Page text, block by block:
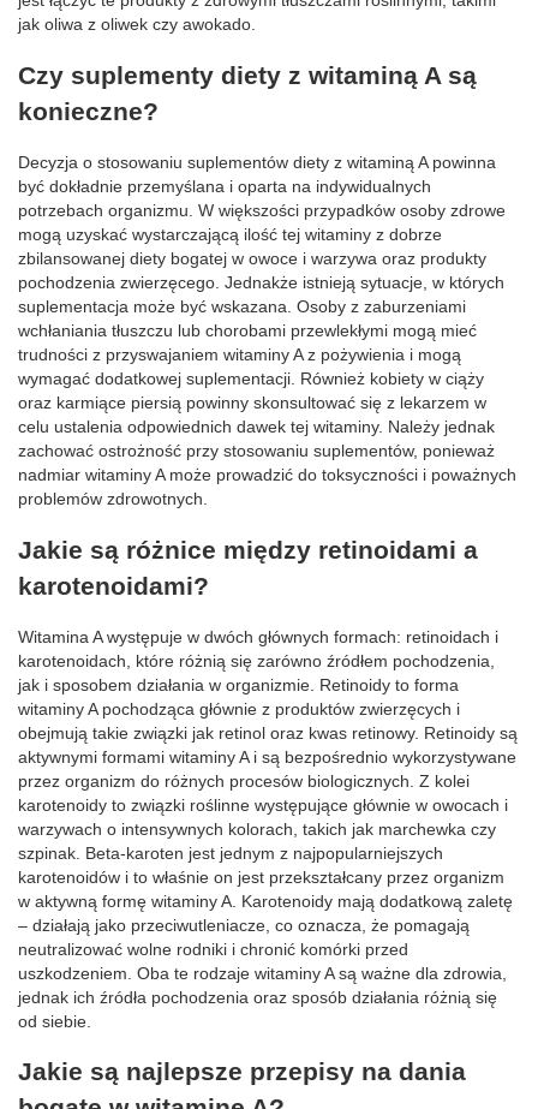
jak oliwa z oliwek czy awokado.
Czy suplementy diety z witaminą A są
konieczne?
Decyzja o stosowaniu suplementów diety z witaminą A powinna
być dokładnie przemyślana i oparta na indywidualnych
potrzebach organizmu. W większości przypadków osoby zdrowe
mogą uzyskać wystarczającą ilość tej witaminy z dobrze
zbilansowanej diety bogatej w owoce i warzywa oraz produkty
pochodzenia zwierzęcego. Jednakże istnieją sytuacje, w których
suplementacja może być wskazana. Osoby z zaburzeniami
wchłaniania tłuszczu lub chorobami przewlekłymi mogą mieć
trudności z przyswajaniem witaminy A z pożywienia i mogą
wymagać dodatkowej suplementacji. Również kobiety w ciąży
oraz karmiące piersią powinny skonsultować się z lekarzem w
celu ustalenia odpowiednich dawek tej witaminy. Należy jednak
zachować ostrożność przy stosowaniu suplementów, ponieważ
nadmiar witaminy A może prowadzić do toksyczności i poważnych
problemów zdrowotnych.
Jakie są różnice między retinoidami a
karotenoidami?
Witamina A występuje w dwóch głównych formach: retinoidach i
karotenoidach, które różnią się zarówno źródłem pochodzenia,
jak i sposobem działania w organizmie. Retinoidy to forma
witaminy A pochodząca głównie z produktów zwierzęcych i
obejmują takie związki jak retinol oraz kwas retinowy. Retinoidy są
aktywnymi formami witaminy A i są bezpośrednio wykorzystywane
przez organizm do różnych procesów biologicznych. Z kolei
karotenoidy to związki roślinne występujące głównie w owocach i
warzywach o intensywnych kolorach, takich jak marchewka czy
szpinak. Beta-karoten jest jednym z najpopularniejszych
karotenoidów i to właśnie on jest przekształcany przez organizm
w aktywną formę witaminy A. Karotenoidy mają dodatkową zaletę
– działają jako przeciwutleniacze, co oznacza, że pomagają
neutralizować wolne rodniki i chronić komórki przed
uszkodzeniem. Oba te rodzaje witaminy A są ważne dla zdrowia,
jednak ich źródła pochodzenia oraz sposób działania różnią się
od siebie.
Jakie są najlepsze przepisy na dania